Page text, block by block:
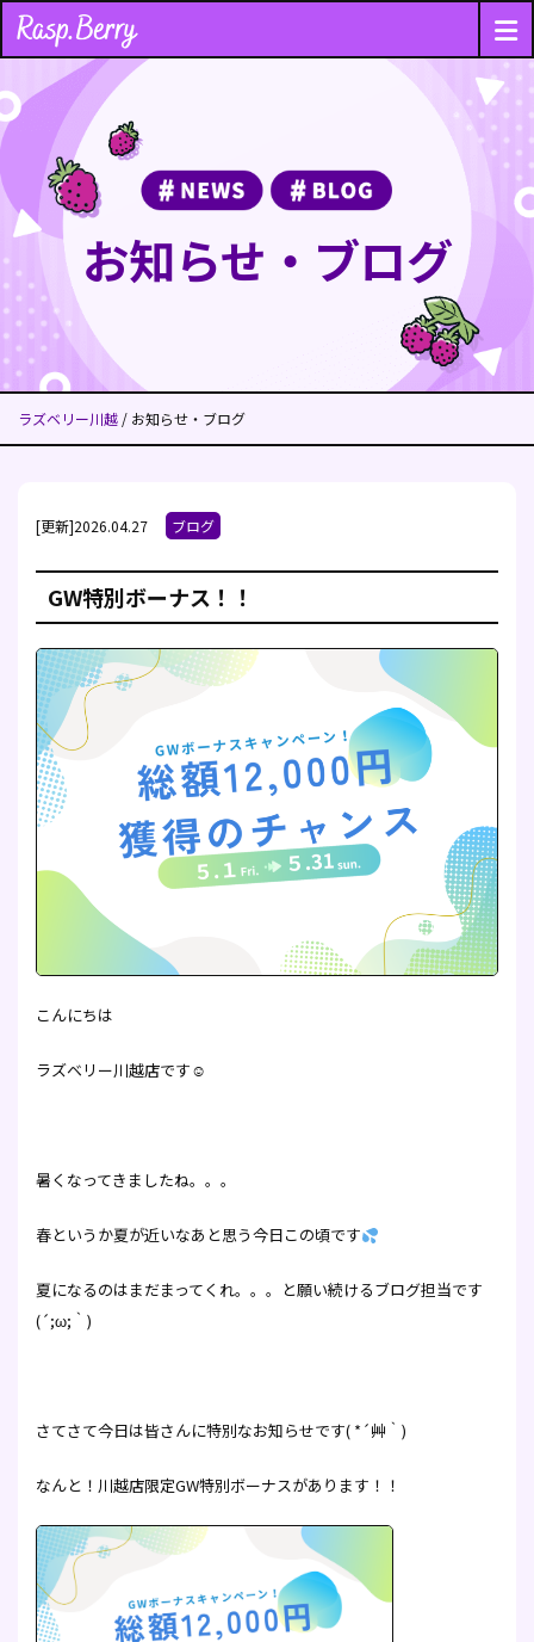
お知らせ・ブログ
ラズベリー川越 / お知らせ・ブログ
[更新]2026.04.27 ブログ
GW特別ボーナス！！
こんにちは
ラズベリー川越店です☺
暑くなってきましたね。。。
春というか夏が近いなあと思う今日この頃です
夏になるのはまだまってくれ。。。と願い続けるブログ担当です
(´;ω;｀)
さてさて今日は皆さんに特別なお知らせです( *´艸｀)
なんと！川越店限定GW特別ボーナスがあります！！